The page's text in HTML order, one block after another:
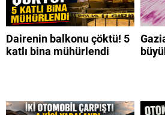
Dairenin balkonu çöktü! 5
katlı bina mühürlendi